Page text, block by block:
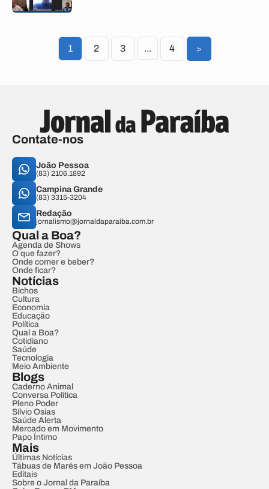
1 2 3 ... 4 >
Contate-nos
João Pessoa
(83) 2106.1892
Campina Grande
(83) 3315-3204
Redação
jornalismo@jornaldaparaiba.com.br
Qual a Boa?
Agenda de Shows
O que fazer?
Onde comer e beber?
Onde ficar?
Notícias
Bichos
Cultura
Economia
Educação
Política
Qual a Boa?
Cotidiano
Saúde
Tecnologia
Meio Ambiente
Blogs
Caderno Animal
Conversa Política
Pleno Poder
Sílvio Osias
Saúde Alerta
Mercado em Movimento
Papo Íntimo
Mais
Últimas Notícias
Tábuas de Marés em João Pessoa
Editais
Sobre o Jornal da Paraíba